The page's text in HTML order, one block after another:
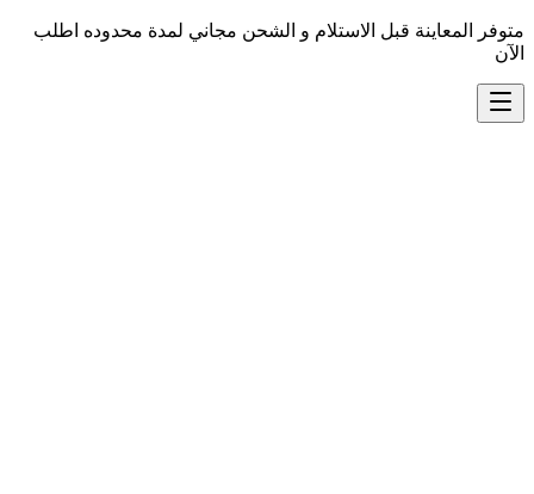
متوفر المعاينة قبل الاستلام و الشحن مجاني لمدة محدوده اطلب
الآن